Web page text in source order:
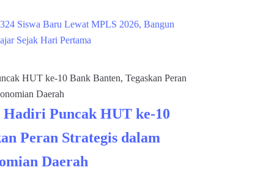
Siswa Baru Lewat MPLS 2026, Bangun
Sejak Hari Pertama
Puncak HUT ke-10
Peran Strategis dalam
Daerah